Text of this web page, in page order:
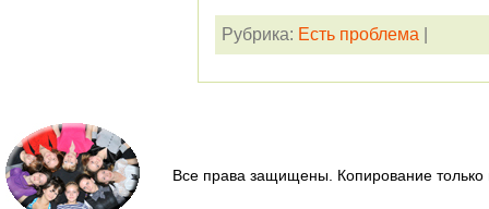
Рубрика: Есть проблема
Все права защищены. Копирование только